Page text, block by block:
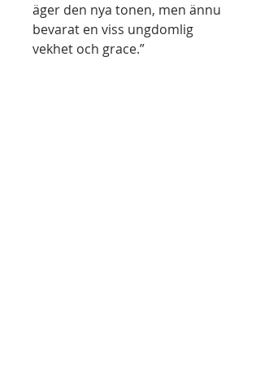
äger den nya tonen, men ännu
bevarat en viss ungdomlig
vekhet och grace.”